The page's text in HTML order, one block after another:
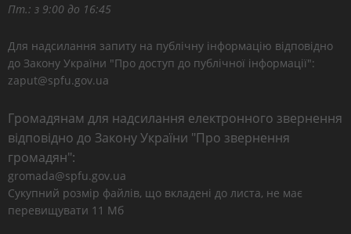
Пт.: з 9:00 до 16:45
Для надсилання запиту на публічну інформацію відповідно
до Закону України "Про доступ до публічної інформації":
zaput@spfu.gov.ua
Громадянам для надсилання електронного звернення
відповідно до Закону України "Про звернення
громадян":
gromada@spfu.gov.ua
Сукупний розмір файлів, що вкладені до листа, не має
перевищувати 11 Мб